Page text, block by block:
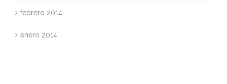
febrero 2014
enero 2014